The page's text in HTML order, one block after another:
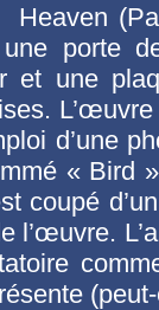
porte
et une
d’une
« Bird
coupé
l’œuvre.